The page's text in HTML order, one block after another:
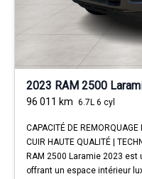
2023 RAM 2500
96 011 km 6.7L 6 cyl
CAPACITÉ DE REMORQUAGE
CUIR HAUTE QUALITÉ |
RAM 2500 Laramie 2023
offrant un espace intérieur